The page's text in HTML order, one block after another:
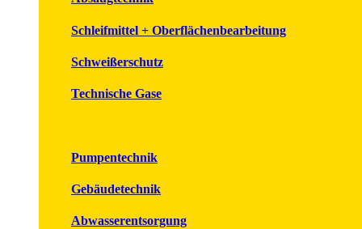
Schleifmittel + Oberflächenbearbeitung
Schweißerschutz
Technische Gase
Pumpentechnik
Gebäudetechnik
Abwasserentsorgung